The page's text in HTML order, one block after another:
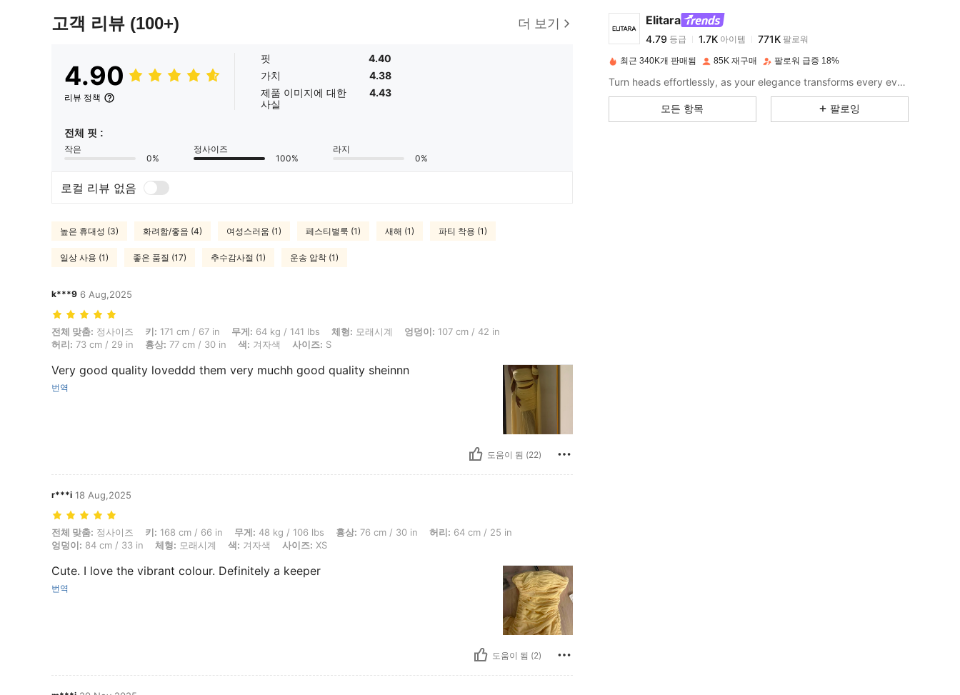
고객 리뷰 (100+) 더 보기
4.90
리뷰 정책
핏
4.40
가치
4.38
제품 이미지에 대한
사실
4.43
전체 핏 :
작은
0%
정사이즈
100%
라지
0%
로컬 리뷰 없음
높은 휴대성 (3) 화려함/좋음 (4) 여성스러움 (1) 페스티벌룩 (1) 새해 (1) 파티 착용 (1)
일상 사용 (1) 좋은 품질 (17) 추수감사절 (1) 운송 압착 (1)
k***9 6 Aug,2025
전체 맞춤: 정사이즈, 키: 171 cm / 67 in, 무게: 64 kg / 141 lbs, 체형: 모래시계, 엉덩이: 107 cm / 42 in, 허리: 73 cm / 29 in, 흉상: 77 cm / 30 in, 색: 겨자색, 사이즈: S
전체 맞춤: 정사이즈 키: 171 cm / 67 in 무게: 64 kg / 141 lbs 체형: 모래시계 엉덩이: 107 cm / 42 in
허리: 73 cm / 29 in 흉상: 77 cm / 30 in 색: 겨자색 사이즈: S
Very good quality loveddd them very muchh good quality sheinnn
번역
도움이 됨 (22)
r***i 18 Aug,2025
전체 맞춤: 정사이즈, 키: 168 cm / 66 in, 무게: 48 kg / 106 lbs, 흉상: 76 cm / 30 in, 허리: 64 cm / 25 in, 엉덩이: 84 cm / 33 in, 체형: 모래시계, 색: 겨자색, 사이즈: XS
전체 맞춤: 정사이즈 키: 168 cm / 66 in 무게: 48 kg / 106 lbs 흉상: 76 cm / 30 in 허리: 64 cm / 25 in
엉덩이: 84 cm / 33 in 체형: 모래시계 색: 겨자색 사이즈: XS
Cute. I love the vibrant colour. Definitely a keeper
번역
도움이 됨 (2)
Elitara
등급 1.7K아이템
8***7 이(가)하루 전에지불됨
4.79 1.7K
최근 340K개 판매됨 85K 재구매 팔로워 급증 18%
Turn heads effortlessly, as your elegance transforms every event into an iconic style moment.
모든 항목 팔로잉